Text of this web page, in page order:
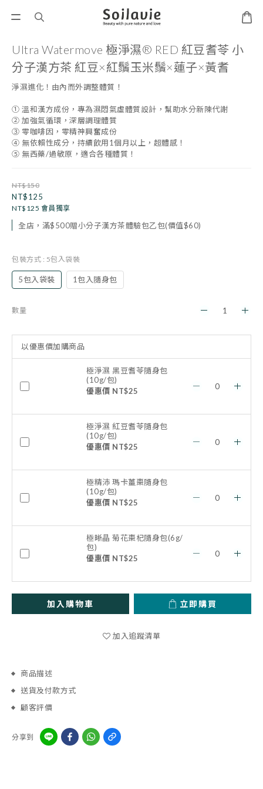
Ultra Watermove 極淨濕® RED 紅豆耆苓 小
分子漢方茶 紅豆×紅鬚玉米鬚×蓮子×黃耆
淨濕進化！由內而外調整體質！
① 溫和漢方成份，專為濕悶氣虛體質設計，幫助水分新陳代謝
② 加強氣循環，深層調理體質
③ 零咖啡因，零精神興奮成份
④ 無依賴性成分，持續飲用1個月以上，超體感！
⑤ 無西藥/過敏原，適合各種體質！
NT$150
NT$125
NT$125 會員獨享
全店，滿$500贈小分子漢方茶體驗包乙包(價值$60)
包裝方式 : 5包入袋裝
5包入袋裝 1包入隨身包
數量
以優惠價加購商品
極淨濕 黑豆耆苓隨身包
(10g/包)
優惠價 NT$25
極淨濕 紅豆耆苓隨身包
(10g/包)
優惠價 NT$25
極精沛 瑪卡薑棗隨身包
(10g/包)
優惠價 NT$25
極晰晶 菊花棗杞隨身包(6g/
包)
優惠價 NT$25
加入購物車 立即購買
加入追蹤清單
商品描述
送貨及付款方式
顧客評價
分享到